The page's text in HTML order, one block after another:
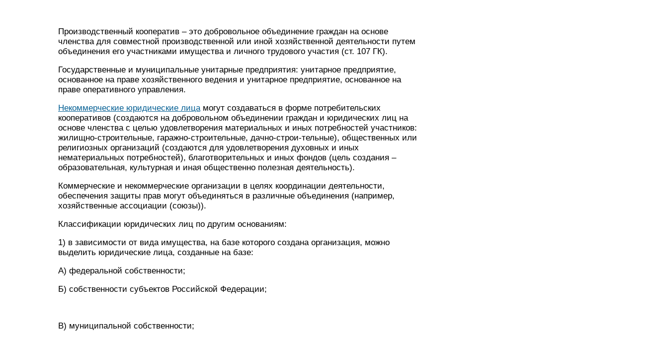
Производственный кооператив – это добровольное объединение граждан на основе
членства для совместной производственной или иной хозяйственной деятельности путем
объединения его участниками имущества и личного трудового участия (ст. 107 ГК).
Государственные и муниципальные унитарные предприятия: унитарное предприятие,
основанное на праве хозяйственного ведения и унитарное предприятие, основанное на
праве оперативного управления.
Некоммерческие юридические лицамогут создаваться в форме потребительских
кооперативов (создаются на добровольном объединении граждан и юридических лиц на
основе членства с целью удовлетворения материальных и иных потребностей участников:
жилищно-строительные, гаражно-строительные, дачно-строи-тельные), общественных или
религиозных организаций (создаются для удовлетворения духовных и иных
нематериальных потребностей), благотворительных и иных фондов (цель создания –
образовательная, культурная и иная общественно полезная деятельность).
Коммерческие и некоммерческие организации в целях координации деятельности,
обеспечения защиты прав могут объединяться в различные объединения (например,
хозяйственные ассоциации (союзы)).
Классификации юридических лиц по другим основаниям:
1) в зависимости от вида имущества, на базе которого создана организация, можно
выделить юридические лица, созданные на базе:
А) федеральной собственности;
Б) собственности субъектов Российской Федерации;
В) муниципальной собственности;